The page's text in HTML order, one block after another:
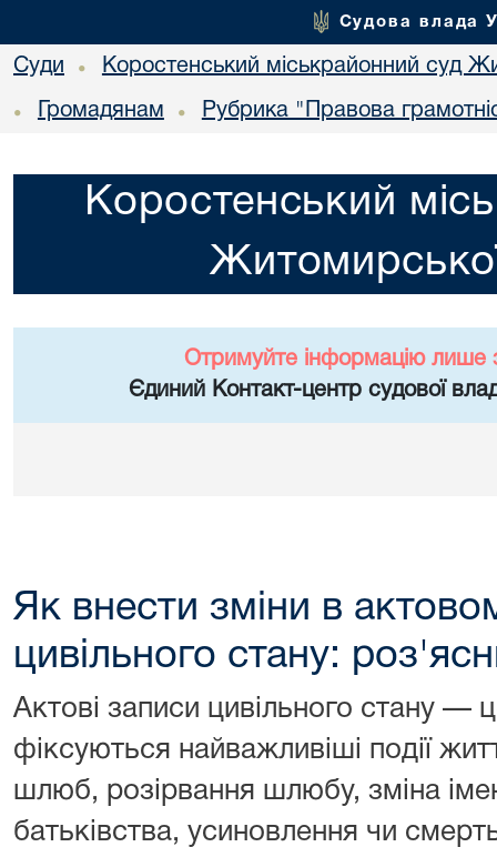
Судова влада
Суди • Коростенський міськрайонний суд
• Громадянам • Рубрика "Правова
Коростенський
Отримуйте інформацію лише
Єдиний Контакт-центр судової
Як внести зміни в
цивільного стану:
Актові записи цивільного стану —
фіксуються найважливіші події
шлюб, розірвання шлюбу, зміна
батьківства, усиновлення чи